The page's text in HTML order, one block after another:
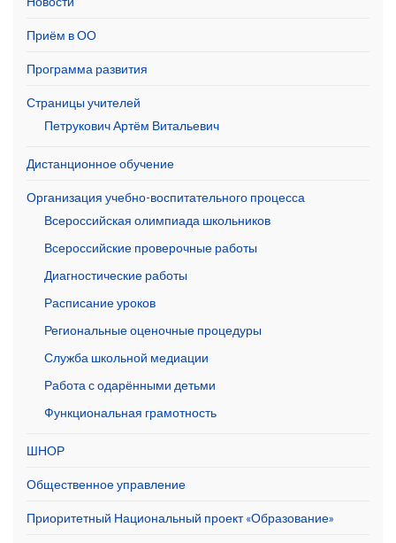
Приём в ОО
Программа развития
Страницы учителей
Петрукович Артём Витальевич
Дистанционное обучение
Организация учебно-воспитательного процесса
Всероссийская олимпиада школьников
Всероссийские проверочные работы
Диагностические работы
Расписание уроков
Региональные оценочные процедуры
Служба школьной медиации
Работа с одарёнными детьми
Функциональная грамотность
ШНОР
Общественное управление
Приоритетный Национальный проект «Образование»